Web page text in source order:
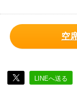
空
LINEへ送る